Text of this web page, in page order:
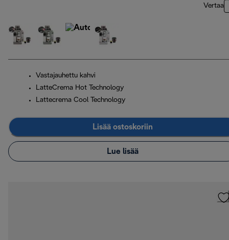
Vertaa
Vastajauhettu kahvi
LatteCrema Hot Technology
Lattecrema Cool Technology
Lisää ostoskoriin
Lue lisää